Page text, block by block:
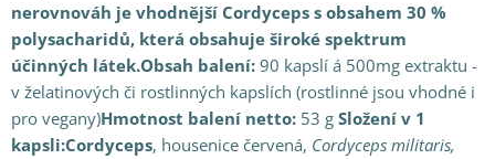
nerovnováh je vhodnější Cordyceps s obsahem 30 %
polysacharidů, která obsahuje široké spektrum
účinných látek.Obsah balení: 90 kapslí á 500mg extraktu -
v želatinových či rostlinných kapslích (rostlinné jsou vhodné i
pro vegany)Hmotnost balení netto: 53 g Složení v 1
kapsli:Cordyceps, housenice červená, Cordyceps militaris,